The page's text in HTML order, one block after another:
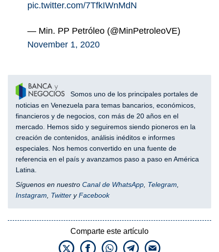
pic.twitter.com/7TfkIWnMdN
— Min. PP Petróleo (@MinPetroleoVE)
November 1, 2020
Somos uno de los principales portales de
noticias en Venezuela para temas bancarios, económicos,
financieros y de negocios, con más de 20 años en el
mercado. Hemos sido y seguiremos siendo pioneros en la
creación de contenidos, análisis inéditos e informes
especiales. Nos hemos convertido en una fuente de
referencia en el país y avanzamos paso a paso en América
Latina.
Síguenos en nuestro Canal de WhatsApp Telegram
Instagram
Twitter yFacebook
Comparte este artículo